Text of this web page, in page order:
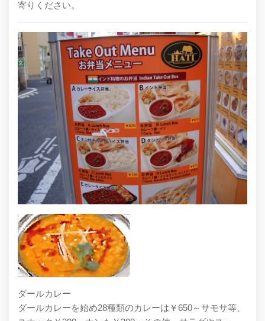
寄りください。
ダールカレー
ダールカレーを始め28種類のカレーは￥650～サモサ等、